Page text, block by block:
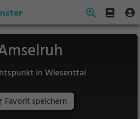
in Wiesenttal
Favorit speichern